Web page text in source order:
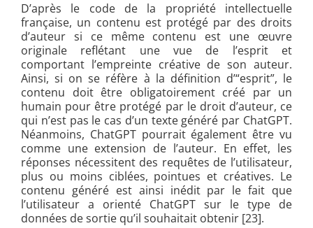
D’après le code de la propriété intellectuelle
française, un contenu est protégé par des droits
d’auteur si ce même contenu est une œuvre
originale reflétant une vue de l’esprit et
comportant l’empreinte créative de son auteur.
Ainsi, si on se réfère à la définition d’“esprit”, le
contenu doit être obligatoirement créé par un
humain pour être protégé par le droit d’auteur, ce
qui n’est pas le cas d’un texte généré par ChatGPT.
Néanmoins, ChatGPT pourrait également être vu
comme une extension de l’auteur. En effet, les
réponses nécessitent des requêtes de l’utilisateur,
plus ou moins ciblées, pointues et créatives. Le
contenu généré est ainsi inédit par le fait que
l’utilisateur a orienté ChatGPT sur le type de
données de sortie qu’il souhaitait obtenir [23].